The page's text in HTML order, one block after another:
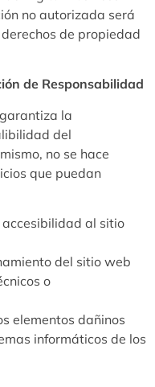
no autorizada será
de propiedad
de Responsabilidad
la
del
no se hace
que puedan
al sitio
del sitio web
o
elementos dañinos
informáticos de los